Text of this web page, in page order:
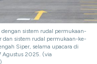
dengan sistem rudal permukaan-
dan sistem rudal permukaan-ke-
Siper, selama upacara di
Agustus 2025. (via